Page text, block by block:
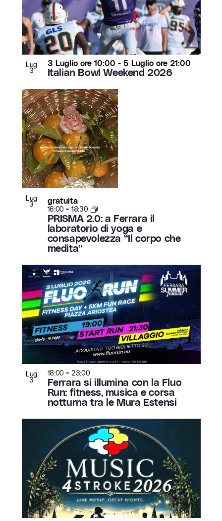
Lug
3 Italian Bowl Weekend 2026
3 Luglio ore 10:00 - 5 Luglio ore 21:00
Lug
3
PRISMA 2.0: a Ferrara il
laboratorio di yoga e
consapevolezza “Il corpo che
medita”
16:00 - 18:30
gratuita
Lug
3
Ferrara si illumina con la Fluo
Run: fitness, musica e corsa
notturna tra le Mura Estensi
18:00 - 23:00